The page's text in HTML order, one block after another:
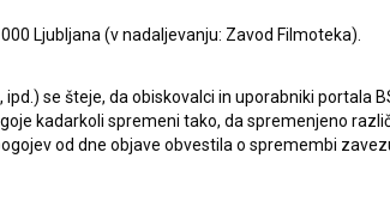
Ljubljana (v nadaljevanju: Zavod Filmoteka).
se šteje, da obiskovalci in uporabniki portala
kadarkoli spremeni tako, da spremenjeno
od dne objave obvestila o spremembi